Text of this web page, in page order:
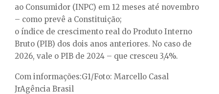
ao Consumidor (INPC) em 12 meses até novembro
– como prevê a Constituição;
o índice de crescimento real do Produto Interno
Bruto (PIB) dos dois anos anteriores. No caso de
2026, vale o PIB de 2024 – que cresceu 3,4%.
Com informações:G1/Foto: Marcello Casal
JrAgência Brasil